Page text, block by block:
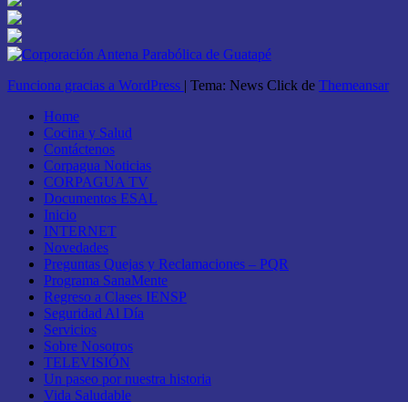
Funciona gracias a WordPress | Tema: News Click de Themeansar
Home
Cocina y Salud
Contáctenos
Corpagua Noticias
CORPAGUA TV
Documentos ESAL
Inicio
INTERNET
Novedades
Preguntas Quejas y Reclamaciones – PQR
Programa SanaMente
Regreso a Clases IENSP
Seguridad Al Día
Servicios
Sobre Nosotros
TELEVISIÓN
Un paseo por nuestra historia
Vida Saludable